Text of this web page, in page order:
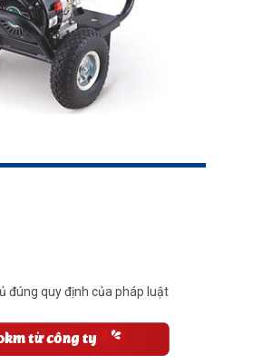
đúng quy định của pháp luật